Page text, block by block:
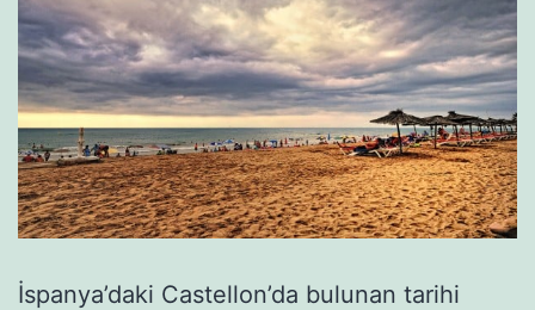
İspanya’daki Castellon’da bulunan tarihi